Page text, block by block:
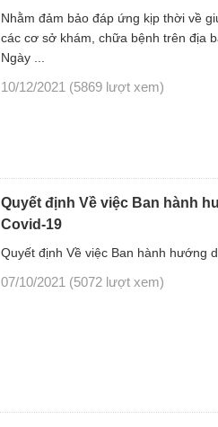
Nhằm đảm bảo đáp ứng kịp thời về
các cơ sở khám, chữa bệnh trên địa
Ngày ...
10/12/2021 (5869 lượt xem)
Quyết định Về việc Ban hành
Covid-19
Quyết định Về việc Ban hành hướng
07/10/2021 (5072 lượt xem)